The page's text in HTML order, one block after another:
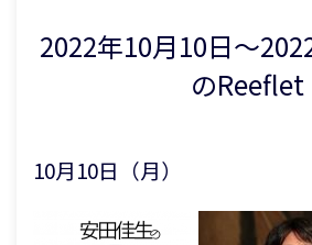
2022年10月10日〜
のReeflet
10月10日（月）